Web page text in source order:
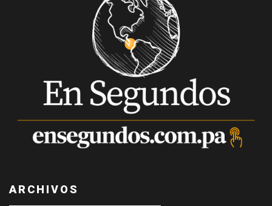
ARCHIVOS